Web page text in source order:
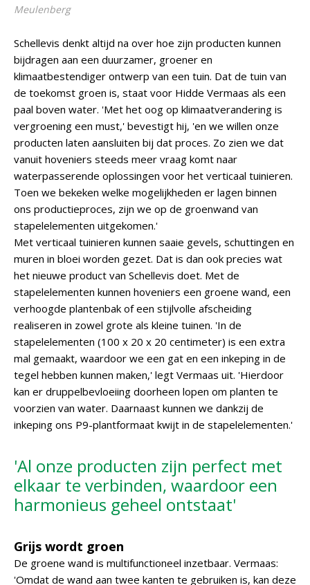
Meulenberg
Schellevis denkt altijd na over hoe zijn producten kunnen
bijdragen aan een duurzamer, groener en
klimaatbestendiger ontwerp van een tuin. Dat de tuin van
de toekomst groen is, staat voor Hidde Vermaas als een
paal boven water. 'Met het oog op klimaatverandering is
vergroening een must,' bevestigt hij, 'en we willen onze
producten laten aansluiten bij dat proces. Zo zien we dat
vanuit hoveniers steeds meer vraag komt naar
waterpasserende oplossingen voor het verticaal tuinieren.
Toen we bekeken welke mogelijkheden er lagen binnen
ons productieproces, zijn we op de groenwand van
stapelelementen uitgekomen.'
Met verticaal tuinieren kunnen saaie gevels, schuttingen en
muren in bloei worden gezet. Dat is dan ook precies wat
het nieuwe product van Schellevis doet. Met de
stapelelementen kunnen hoveniers een groene wand, een
verhoogde plantenbak of een stijlvolle afscheiding
realiseren in zowel grote als kleine tuinen. 'In de
stapelelementen (100 x 20 x 20 centimeter) is een extra
mal gemaakt, waardoor we een gat en een inkeping in de
tegel hebben kunnen maken,' legt Vermaas uit. 'Hierdoor
kan er druppelbevloeiing doorheen lopen om planten te
voorzien van water. Daarnaast kunnen we dankzij de
inkeping ons P9-plantformaat kwijt in de stapelelementen.'
'Al onze producten zijn perfect met
elkaar te verbinden, waardoor een
harmonieus geheel ontstaat'
Grijs wordt groen
De groene wand is multifunctioneel inzetbaar. Vermaas:
'Omdat de wand aan twee kanten te gebruiken is, kan deze